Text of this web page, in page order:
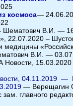
космоса—
В.И. —
22.07.2020 –
В.И. —
15.03.2020
04.11.2019 —
— Верещагин
главного